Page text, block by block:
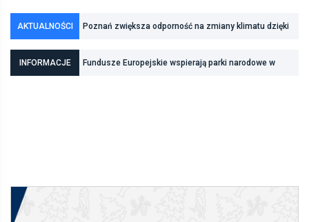
AKTUALNOŚCI Poznań zwiększa odporność na zmiany klimatu dzięki
INFORMACJE